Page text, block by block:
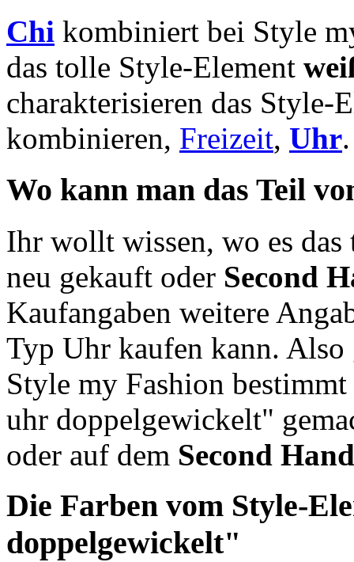
Chi kombiniert bei Style
das tolle Style-Element
charakterisieren das Style-
kombinieren, Freizeit, Uhr.
Wo kann man das Teil
Ihr wollt wissen, wo es
neu gekauft oder Second
Kaufangaben weitere
Typ Uhr kaufen kann.
Style my Fashion
uhr doppelgewickelt"
oder auf dem Second Hand
Die Farben vom Style-
doppelgewickelt"